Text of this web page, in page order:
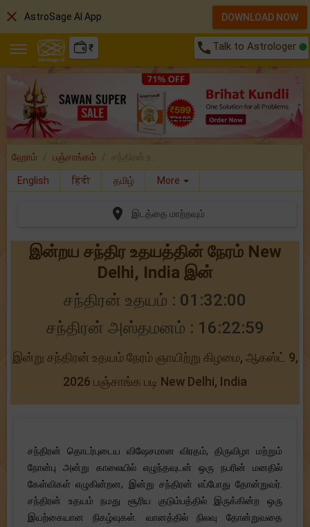
₹ call Talk to Astrologer
ஹோம் பஞ்சாங்கம் சந்திரன் உ..
English हिंदी தமிழ் More
 இடத்தை மாற்றவும்
இன்றய சந்திர உதயத்தின் நேரம் New
Delhi, India இன்
சந்திரன் உதயம் : 01:32:00
சந்திரன் அஸ்தமனம் : 16:22:59
இன்று சந்திரன் உதயம் நேரம் ஞாயிற்று கிழமை, ஆகஸ்ட் 9,
2026 பஞ்சாங்க படி New Delhi, India
சந்திரன் தொடர்புடைய விஷேசமான விரதம், திருவிழா மற்றும்
நோன்பு அன்று காலையில் எழுந்தவுடன் ஒரு நபரின் மனதில்
கேள்விகள் எழுகின்றன, இன்று சந்திரன் எப்போது தோன்றுவர்.
சந்திரன் உதயம் நமது சூரிய குடும்பத்தில் இருக்கின்ற ஒரு
இயற்கையான நிகழ்வுகள். வானத்தில் நிலவு தோன்றுவதை
close AstroSage AI App DOWNLOAD NOW